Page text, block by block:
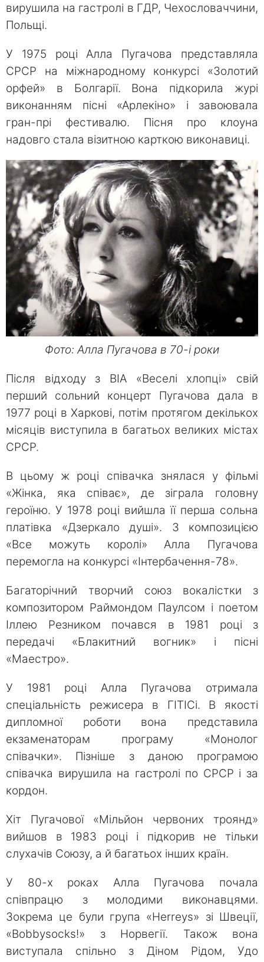
вирушила на гастролі в ГДР, Чехословаччини,
Польщі.
У 1975 році Алла Пугачова представляла
СРСР на міжнародному конкурсі «Золотий
орфей» в Болгарії. Вона підкорила журі
виконанням пісні «Арлекіно» і завоювала
гран-прі фестивалю. Пісня про клоуна
надовго стала візитною карткою виконавиці.
Фото: Алла Пугачова в 70-і роки
Після відходу з ВІА «Веселі хлопці» свій
перший сольний концерт Пугачова дала в
1977 році в Харкові, потім протягом декількох
місяців виступила в багатьох великих містах
СРСР.
В цьому ж році співачка знялася у фільмі
«Жінка, яка співає», де зіграла головну
героїню. У 1978 році вийшла її перша сольна
платівка «Дзеркало душі». З композицією
«Все можуть королі» Алла Пугачова
перемогла на конкурсі «Інтербачення-78».
Багаторічний творчий союз вокалістки з
композитором Раймондом Паулсом і поетом
Іллею Резником почався в 1981 році з
передачі «Блакитний вогник» і пісні
«Маестро».
У 1981 році Алла Пугачова отримала
спеціальність режисера в ГІТІСі. В якості
дипломної роботи вона представила
екзаменаторам програму «Монолог
співачки». Пізніше з даною програмою
співачка вирушила на гастролі по СРСР і за
кордон.
Хіт Пугачової «Мільйон червоних троянд»
вийшов в 1983 році і підкорив не тільки
слухачів Союзу, а й багатьох інших країн.
У 80-х роках Алла Пугачова почала
співпрацю з молодими виконавцями.
Зокрема це були група «Herreys» зі Швеції,
«Bobbysocks!» з Норвегії. Також вона
виступала спільно з Діном Рідом, Удо